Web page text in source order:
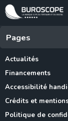
Pages
Actualités
Financements
Accessibilité
Crédits et
Politique de